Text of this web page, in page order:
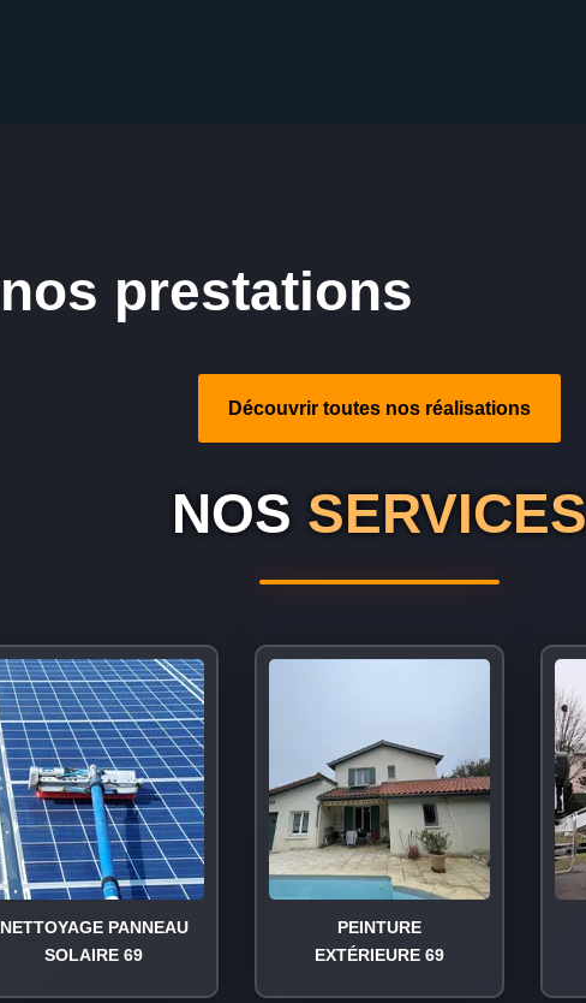
nos prestations
Découvrir toutes nos réalisations
NOS SERVICES
NETTOYAGE PANNEAU
SOLAIRE 69
PEINTURE
EXTÉRIEURE 69